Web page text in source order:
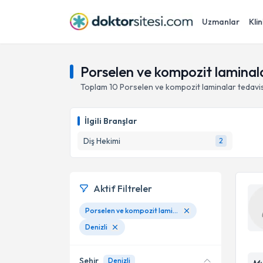
Uzmanlar
Porselen ve kompozit
Toplam 10 Porselen ve kompozit laminalar
İlgili Branşlar
Diş Hekimi
2
Aktif Filtreler
Porselen ve kompozit laminalar
Denizli
Şehir Denizli